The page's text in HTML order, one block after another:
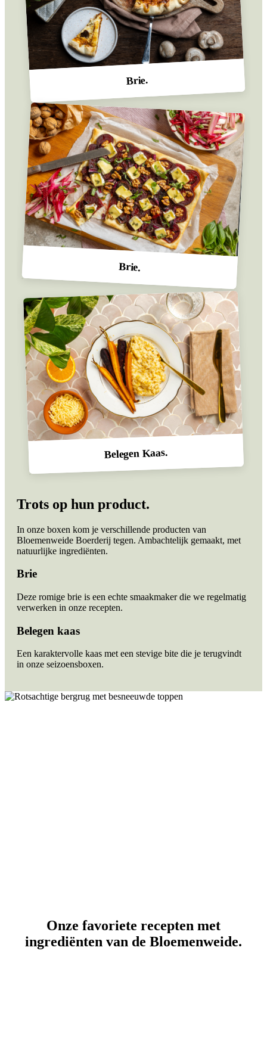
Brie.
Brie.
Belegen Kaas.
Trots op hun product.
In onze boxen kom je verschillende producten van
Bloemenweide Boerderij tegen. Ambachtelijk gemaakt, met
natuurlijke ingrediënten.
Brie
Deze romige brie is een echte smaakmaker die we regelmatig
verwerken in onze recepten.
Belegen kaas
Een karaktervolle kaas met een stevige bite die je terugvindt
in onze seizoensboxen.
Onze favoriete recepten met
ingrediënten van de Bloemenweide.